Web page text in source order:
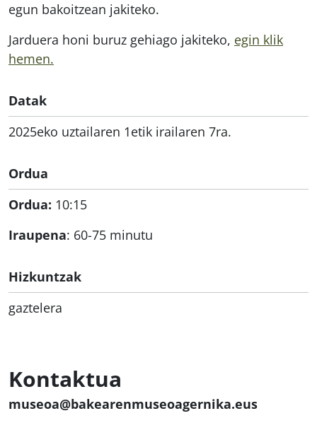
egun bakoitzean jakiteko.
Jarduera honi buruz gehiago jakiteko, egin klik
hemen.
Datak
2025eko uztailaren 1etik irailaren 7ra.
Ordua
Ordua: 10:15
Iraupena: 60-75 minutu
Hizkuntzak
gaztelera
Kontaktua
museoa@bakearenmuseoagernika.eus